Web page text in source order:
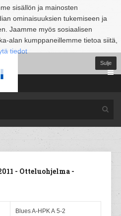
sisällön ja mainosten
ominaisuuksien tukemiseen ja
Jaamme myös sosiaalisen
alan kumppaneillemme tietoa siitä,
tiedot
Sulje
- Otteluohjelma -
Blues A-HPK A 5-2